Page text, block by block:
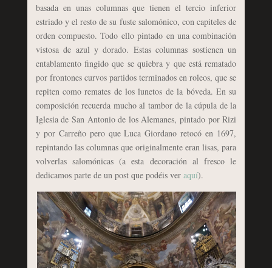
basada en unas columnas que tienen el tercio inferior
estriado y el resto de su fuste salomónico, con capiteles de
orden compuesto. Todo ello pintado en una combinación
vistosa de azul y dorado. Estas columnas sostienen un
entablamento fingido que se quiebra y que está rematado
por frontones curvos partidos terminados en roleos, que se
repiten como remates de los lunetos de la bóveda. En su
composición recuerda mucho al tambor de la cúpula de la
Iglesia de San Antonio de los Alemanes, pintado por Rizi
y por Carreño pero que Luca Giordano retocó en 1697,
repintando las columnas que originalmente eran lisas, para
volverlas salomónicas (a esta decoración al fresco le
dedicamos parte de un post que podéis ver aquí).